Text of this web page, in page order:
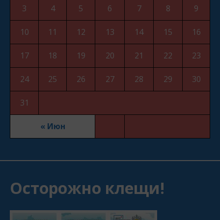
« Июн
3 4 5 6 7 8 9
10 11 12 13 14 15 16
17 18 19 20 21 22 23
24 25 26 27 28 29 30
31
Осторожно клещи!